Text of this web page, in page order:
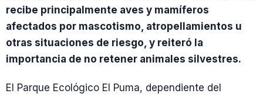
recibe principalmente aves y mamíferos
afectados por mascotismo, atropellamientos u
otras situaciones de riesgo, y reiteró la
importancia de no retener animales silvestres.
El Parque Ecológico El Puma, dependiente del